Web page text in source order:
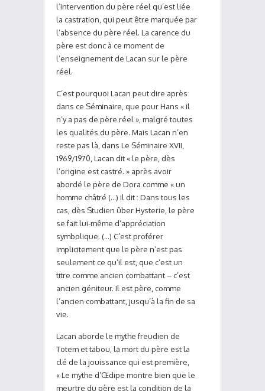
l’intervention du père réel qu’est liée
la castration, qui peut être marquée par
l’absence du père réel. La carence du
père est donc à ce moment de
l’enseignement de Lacan sur le père
réel.
C’est pourquoi Lacan peut dire après
dans ce Séminaire, que pour Hans « il
n’y a pas de père réel », malgré toutes
les qualités du père. Mais Lacan n’en
reste pas là, dans Le Séminaire XVII,
1969/1970, Lacan dit « le père, dès
l’origine est castré. » après avoir
abordé le père de Dora comme « un
homme châtré (…) il dit : Dans tous les
cas, dès Studien ûber Hysterie, le père
se fait lui-même d’appréciation
symbolique. (…) C’est proférer
implicitement que le père n’est pas
seulement ce qu’il est, que c’est un
titre comme ancien combattant – c’est
ancien géniteur. Il est père, comme
l’ancien combattant, jusqu’à la fin de sa
vie.
Lacan aborde le mythe freudien de
Totem et tabou, la mort du père est la
clé de la jouissance qui est première,
« Le mythe d’Œdipe montre bien que le
meurtre du père est la condition de la